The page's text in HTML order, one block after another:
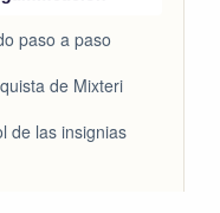
paso a paso
de Mixteri
de las insignias